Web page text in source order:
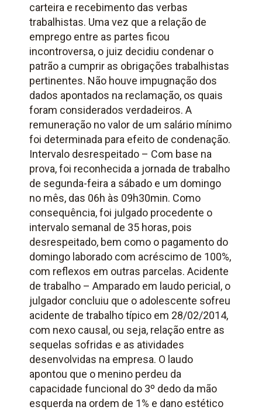
carteira e recebimento das verbas
trabalhistas. Uma vez que a relação de
emprego entre as partes ficou
incontroversa, o juiz decidiu condenar o
patrão a cumprir as obrigações trabalhistas
pertinentes. Não houve impugnação dos
dados apontados na reclamação, os quais
foram considerados verdadeiros. A
remuneração no valor de um salário mínimo
foi determinada para efeito de condenação.
Intervalo desrespeitado – Com base na
prova, foi reconhecida a jornada de trabalho
de segunda-feira a sábado e um domingo
no mês, das 06h às 09h30min. Como
consequência, foi julgado procedente o
intervalo semanal de 35 horas, pois
desrespeitado, bem como o pagamento do
domingo laborado com acréscimo de 100%,
com reflexos em outras parcelas. Acidente
de trabalho – Amparado em laudo pericial, o
julgador concluiu que o adolescente sofreu
acidente de trabalho típico em 28/02/2014,
com nexo causal, ou seja, relação entre as
sequelas sofridas e as atividades
desenvolvidas na empresa. O laudo
apontou que o menino perdeu da
capacidade funcional do 3º dedo da mão
esquerda na ordem de 1% e dano estético